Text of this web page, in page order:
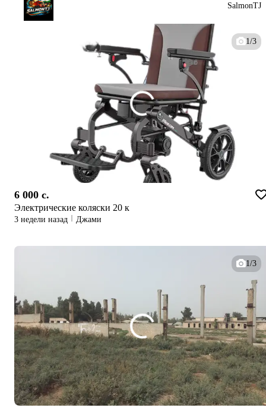
SalmonTJ
1/3
6 000 c.
Электрические коляски 20 к
3 недели назад Джами
1/3